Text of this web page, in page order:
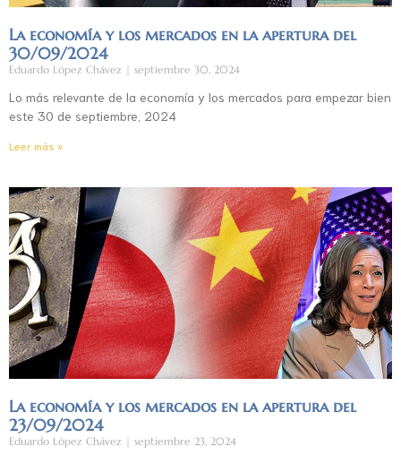
La economía y los mercados en la apertura del
30/09/2024
Eduardo López Chávez septiembre 30, 2024
Lo más relevante de la economía y los mercados para empezar bien
este 30 de septiembre, 2024
Leer más »
La economía y los mercados en la apertura del
23/09/2024
Eduardo López Chávez septiembre 23, 2024